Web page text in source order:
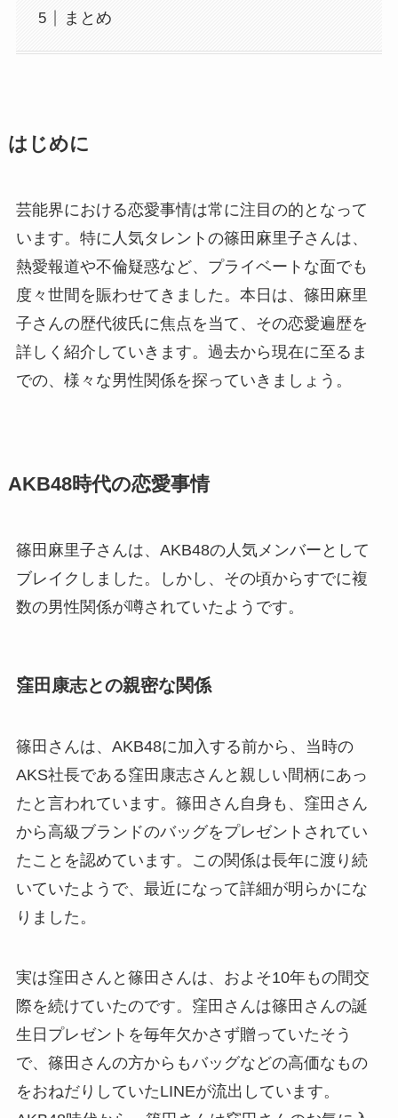
まとめ
はじめに
芸能界における恋愛事情は常に注目の的となって
います。特に人気タレントの篠田麻里子さんは、
熱愛報道や不倫疑惑など、プライベートな面でも
度々世間を賑わせてきました。本日は、篠田麻里
子さんの歴代彼氏に焦点を当て、その恋愛遍歴を
詳しく紹介していきます。過去から現在に至るま
での、様々な男性関係を探っていきましょう。
AKB48時代の恋愛事情
篠田麻里子さんは、AKB48の人気メンバーとして
ブレイクしました。しかし、その頃からすでに複
数の男性関係が噂されていたようです。
窪田康志との親密な関係
篠田さんは、AKB48に加入する前から、当時の
AKS社長である窪田康志さんと親しい間柄にあっ
たと言われています。篠田さん自身も、窪田さん
から高級ブランドのバッグをプレゼントされてい
たことを認めています。この関係は長年に渡り続
いていたようで、最近になって詳細が明らかにな
りました。
実は窪田さんと篠田さんは、およそ10年もの間交
際を続けていたのです。窪田さんは篠田さんの誕
生日プレゼントを毎年欠かさず贈っていたそう
で、篠田さんの方からもバッグなどの高価なもの
をおねだりしていたLINEが流出しています。